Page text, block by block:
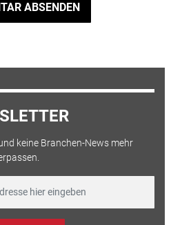
ABSENDEN
keine Branchen-News mehr